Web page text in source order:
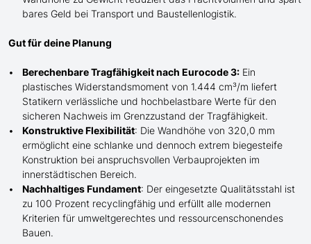
bares Geld bei Transport und Baustellenlogistik.
Gut für deine Planung
Berechenbare Tragfähigkeit nach Eurocode 3: Ein
plastisches Widerstandsmoment von 1.444 cm³/m liefert
Statikern verlässliche und hochbelastbare Werte für den
sicheren Nachweis im Grenzzustand der Tragfähigkeit.
Konstruktive Flexibilität: Die Wandhöhe von 320,0 mm
ermöglicht eine schlanke und dennoch extrem biegesteife
Konstruktion bei anspruchsvollen Verbauprojekten im
innerstädtischen Bereich.
Nachhaltiges Fundament: Der eingesetzte Qualitätsstahl ist
zu 100 Prozent recyclingfähig und erfüllt alle modernen
Kriterien für umweltgerechtes und ressourcenschonendes
Bauen.